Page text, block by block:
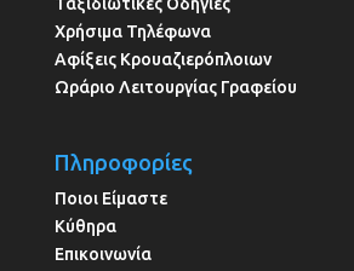
Χρήσιμα Τηλέφωνα
Αφίξεις Κρουαζιερόπλοιων
Ωράριο Λειτουργίας Γραφείου
Πληροφορίες
Ποιοι Είμαστε
Κύθηρα
Επικοινωνία